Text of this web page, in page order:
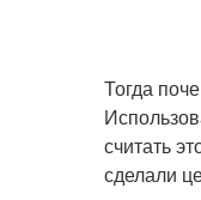
Тогда
считать
сделали